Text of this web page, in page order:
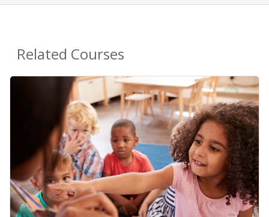
Related Courses